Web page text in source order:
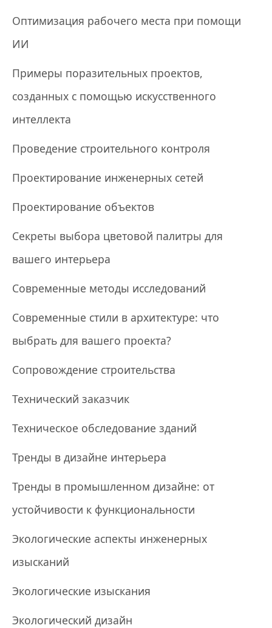
Оптимизация рабочего места при помощи
ИИ
Примеры поразительных проектов,
созданных с помощью искусственного
интеллекта
Проведение строительного контроля
Проектирование инженерных сетей
Проектирование объектов
Секреты выбора цветовой палитры для
вашего интерьера
Современные методы исследований
Современные стили в архитектуре: что
выбрать для вашего проекта?
Сопровождение строительства
Технический заказчик
Техническое обследование зданий
Тренды в дизайне интерьера
Тренды в промышленном дизайне: от
устойчивости к функциональности
Экологические аспекты инженерных
изысканий
Экологические изыскания
Экологический дизайн